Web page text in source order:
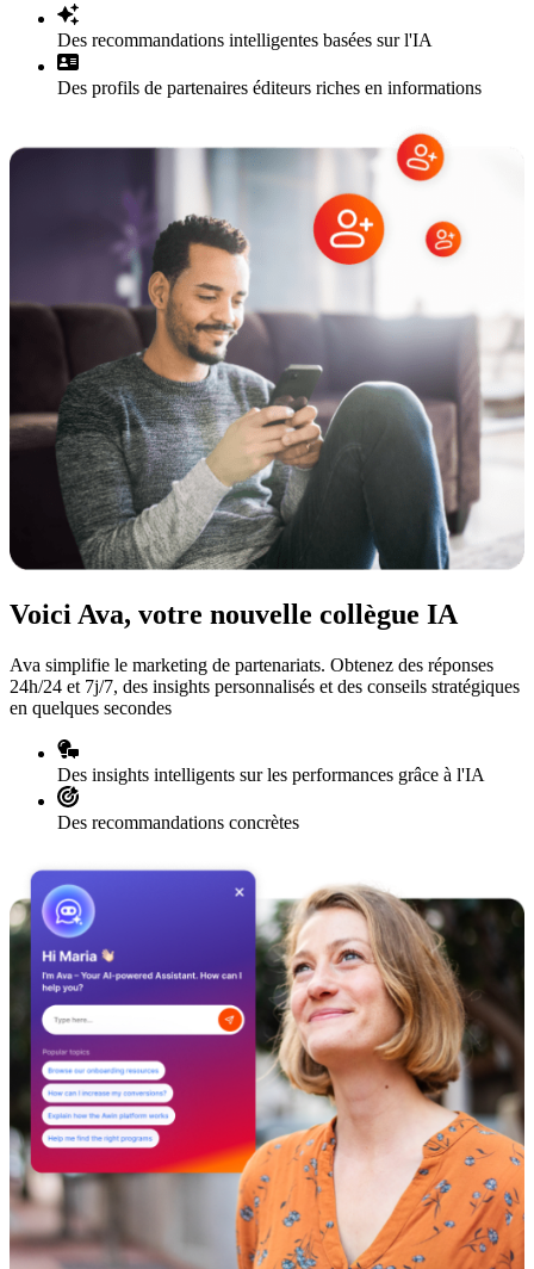
Des recommandations intelligentes basées sur l'IA
Des profils de partenaires éditeurs riches en informations
Voici Ava, votre nouvelle collègue IA
Ava simplifie le marketing de partenariats. Obtenez des réponses
24h/24 et 7j/7, des insights personnalisés et des conseils stratégiques
en quelques secondes
Des insights intelligents sur les performances grâce à l'IA
Des recommandations concrètes